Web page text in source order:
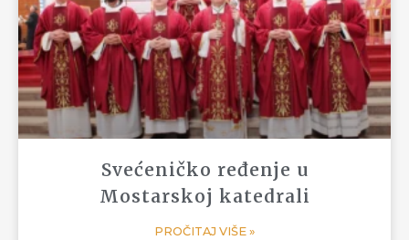
radnika malo. Molite
dakle gospodara žetve da
radnike pošalje u žetvu
svoju.”